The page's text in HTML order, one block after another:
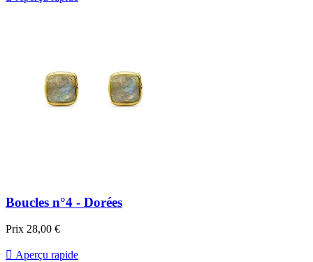
Boucles n°4 - Dorées
Prix 28,00 €
 Aperçu rapide